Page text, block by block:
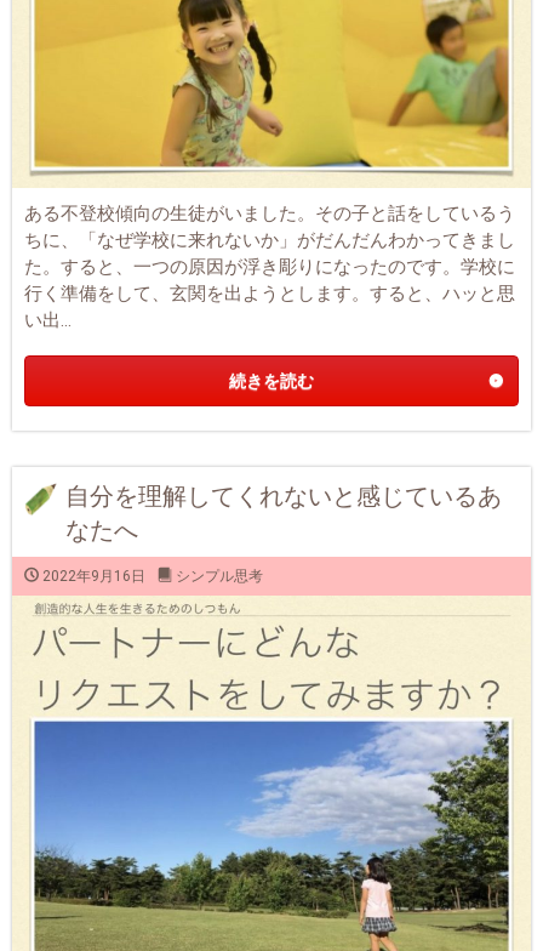
ある不登校傾向の生徒がいました。その子と話をしているう
ちに、「なぜ学校に来れないか」がだんだんわかってきまし
た。すると、一つの原因が浮き彫りになったのです。学校に
行く準備をして、玄関を出ようとします。すると、ハッと思
い出...
続きを読む
自分を理解してくれないと感じているあ
なたへ
2022年9月16日 シンプル思考